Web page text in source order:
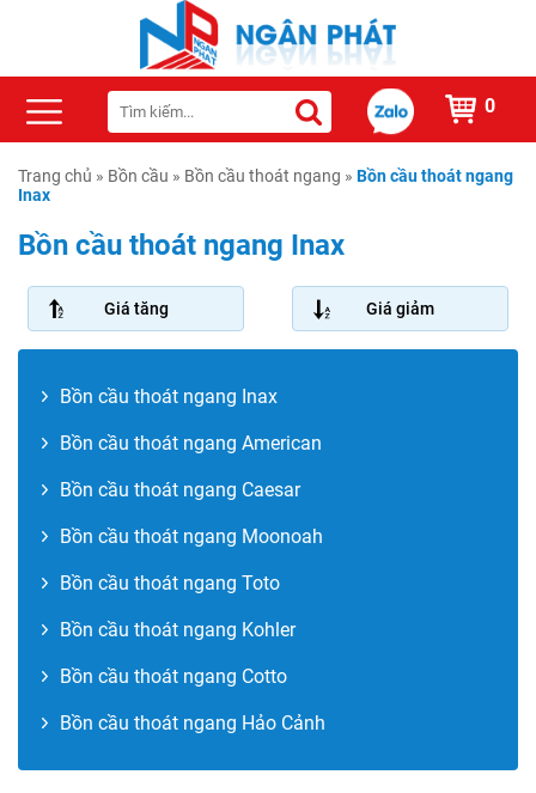
0
Trang chủ » Bồn cầu » Bồn cầu thoát ngang » Bồn cầu thoát ngang
Inax
Bồn cầu thoát ngang Inax
Giá tăng Giá giảm
Bồn cầu thoát ngang Inax
Bồn cầu thoát ngang American
Bồn cầu thoát ngang Caesar
Bồn cầu thoát ngang Moonoah
Bồn cầu thoát ngang Toto
Bồn cầu thoát ngang Kohler
Bồn cầu thoát ngang Cotto
Bồn cầu thoát ngang Hảo Cảnh